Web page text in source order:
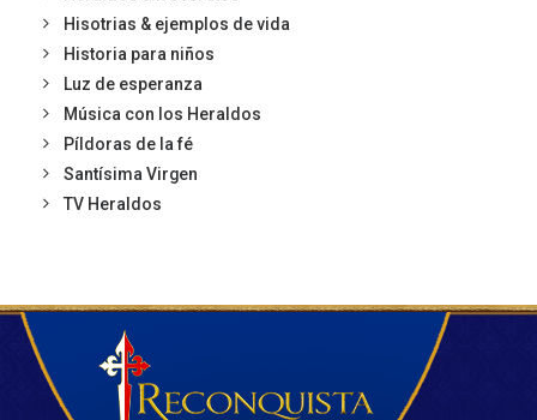
Hisotrias & ejemplos de vida
Historia para niños
Luz de esperanza
Música con los Heraldos
Píldoras de la fé
Santísima Virgen
TV Heraldos